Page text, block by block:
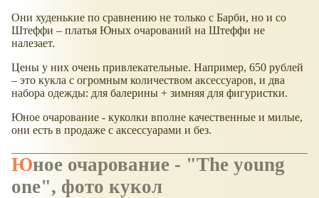
Они худенькие по сравнению не только с Барби, но и со
Штеффи – платья Юных очарований на Штеффи не
налезает.
Цены у них очень привлекательные. Например, 650 рублей
– это кукла с огромным количеством аксессуаров, и два
набора одежды: для балерины + зимняя для фигуристки.
Юное очарование - куколки вполне качественные и милые,
они есть в продаже с аксессуарами и без.
Юное очарование - "The young
one", фото кукол